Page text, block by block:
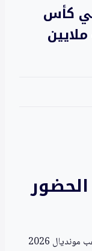
كأس
ملايين
أعلن الاتحاد الدولي أن عدد المتفرجين في ملاعب مونديال 2026